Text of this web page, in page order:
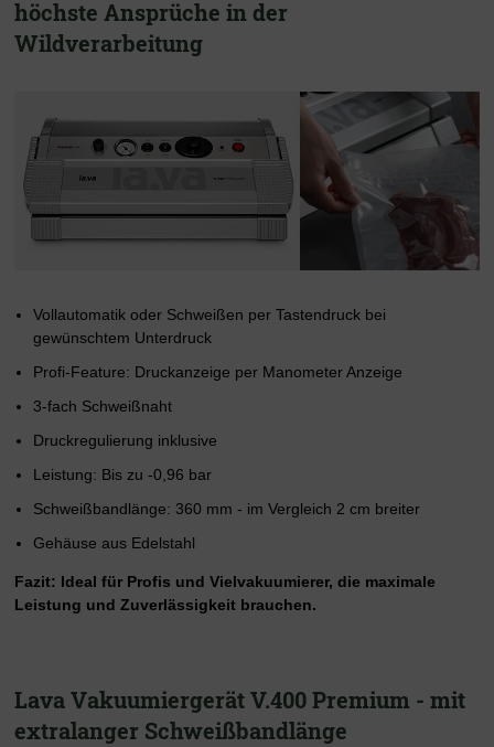
höchste Ansprüche in der
Wildverarbeitung
Vollautomatik oder Schweißen per Tastendruck bei
gewünschtem Unterdruck
Profi-Feature: Druckanzeige per Manometer Anzeige
3-fach Schweißnaht
Druckregulierung inklusive
Leistung: Bis zu -0,96 bar
Schweißbandlänge: 360 mm - im Vergleich 2 cm breiter
Gehäuse aus Edelstahl
Fazit: Ideal für Profis und Vielvakuumierer, die maximale
Leistung und Zuverlässigkeit brauchen.
Lava Vakuumiergerät V.400 Premium - mit
extralanger Schweißbandlänge